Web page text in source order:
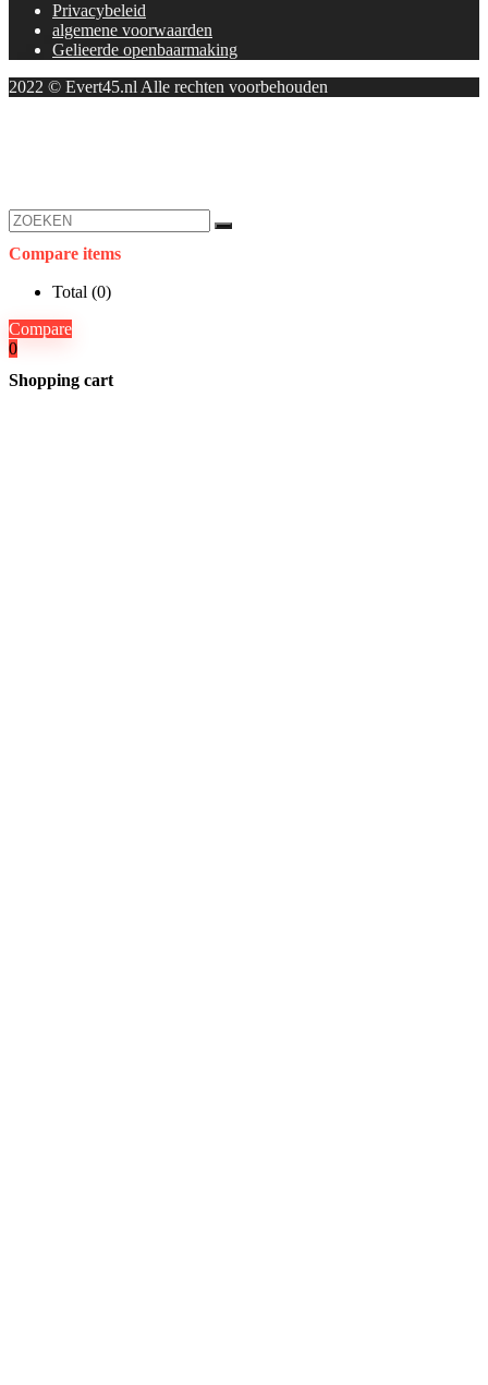
Privacybeleid
algemene voorwaarden
Gelieerde openbaarmaking
2022 © Evert45.nl Alle rechten voorbehouden
Compare items
Total (0)
Compare
0
Shopping cart